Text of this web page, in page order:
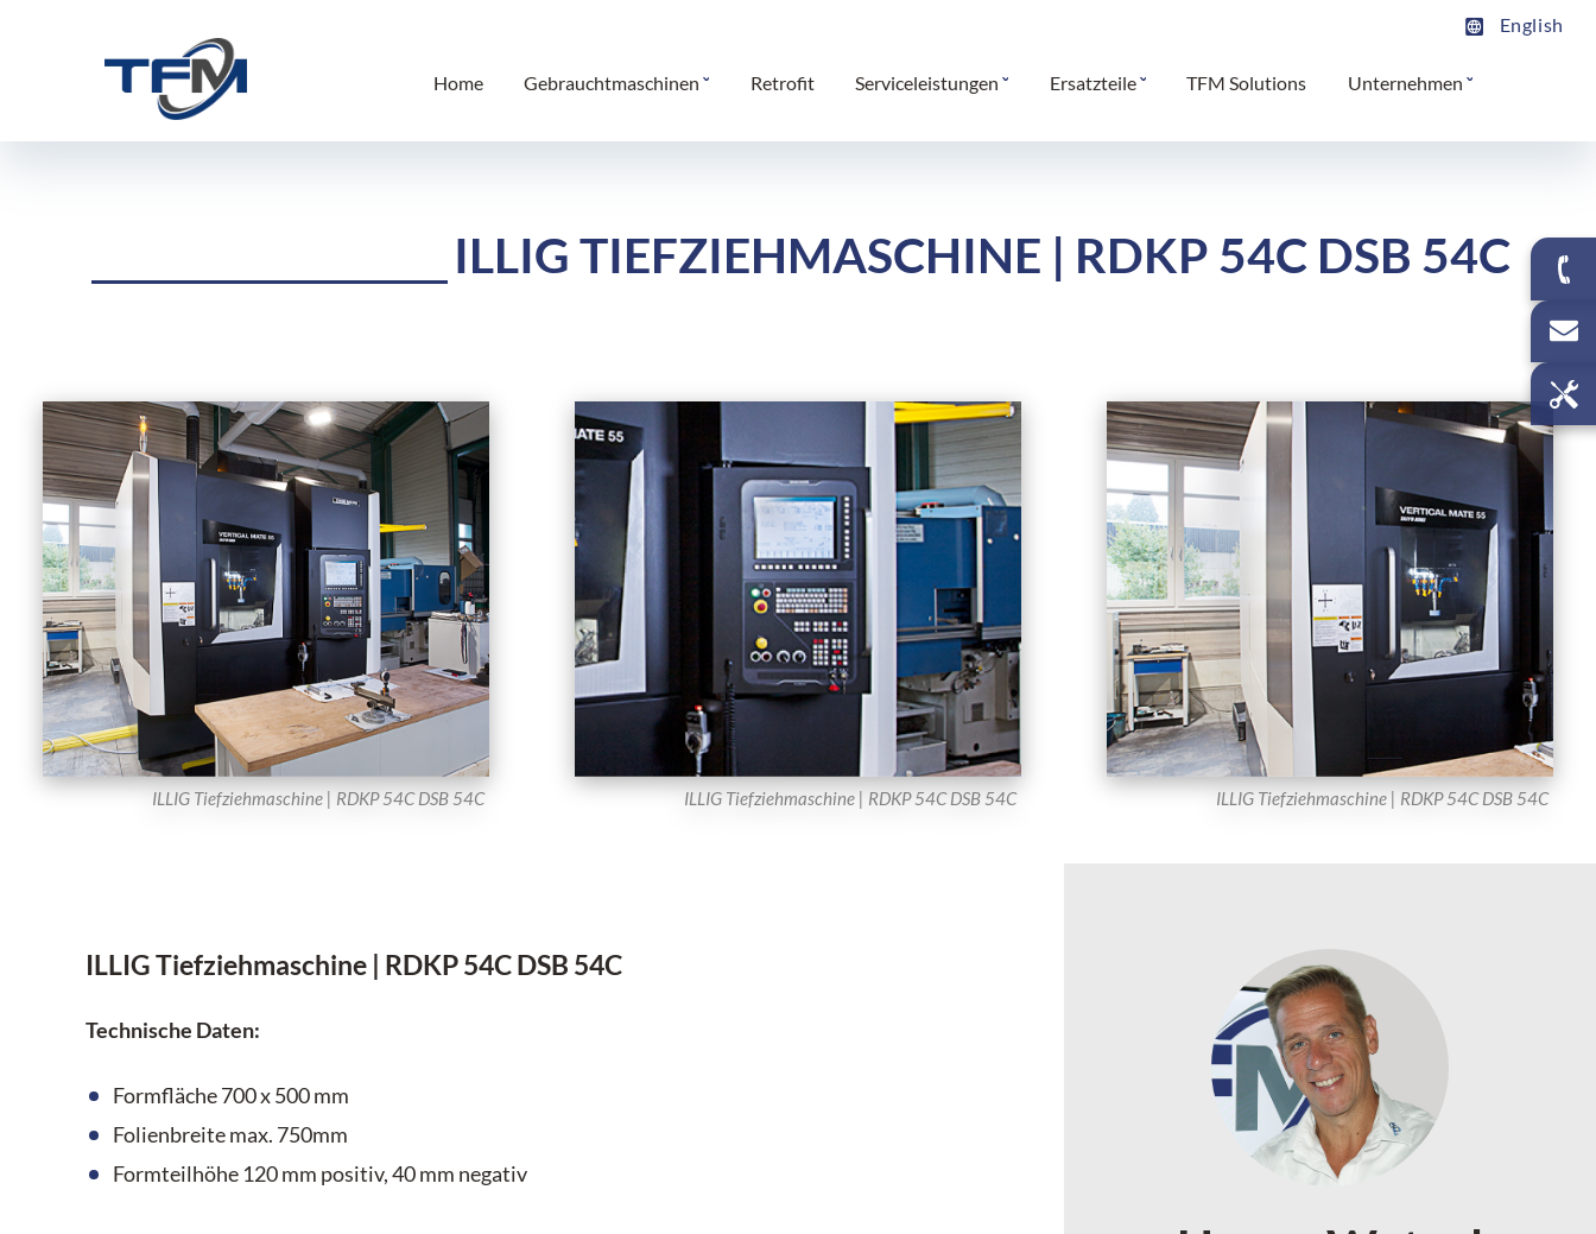
English
Home Gebrauchtmaschinen Retrofit Serviceleistungen Ersatzteile TFM Solutions Unternehmen
ILLIG TIEFZIEHMASCHINE | RDKP 54C DSB 54C
ILLIG Tiefziehmaschine | RDKP 54C DSB 54C ILLIG Tiefziehmaschine | RDKP 54C DSB 54C ILLIG Tiefziehmaschine | RDKP 54C DSB 54C
ILLIG Tiefziehmaschine | RDKP 54C DSB 54C
Technische Daten:
Formfläche 700 x 500 mm
Folienbreite max. 750mm
Formteilhöhe 120 mm positiv, 40 mm negativ